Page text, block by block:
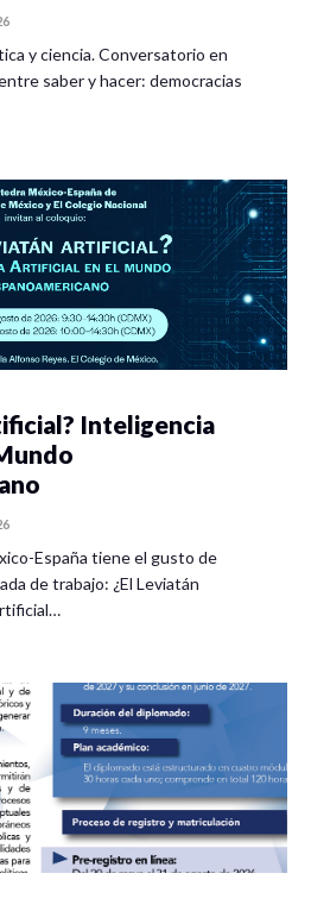
y ciencia. Conversatorio en
saber y hacer: democracias
Inteligencia
España tiene el gusto de
de trabajo: ¿El Leviatán